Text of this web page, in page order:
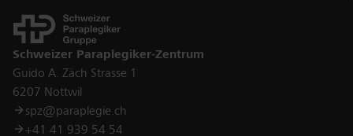
Kontakt
Schweizer Paraplegiker-Zentrum
Guido A. Zäch Strasse 1
6207 Nottwil
spz@paraplegie.ch
+41 41 939 54 54